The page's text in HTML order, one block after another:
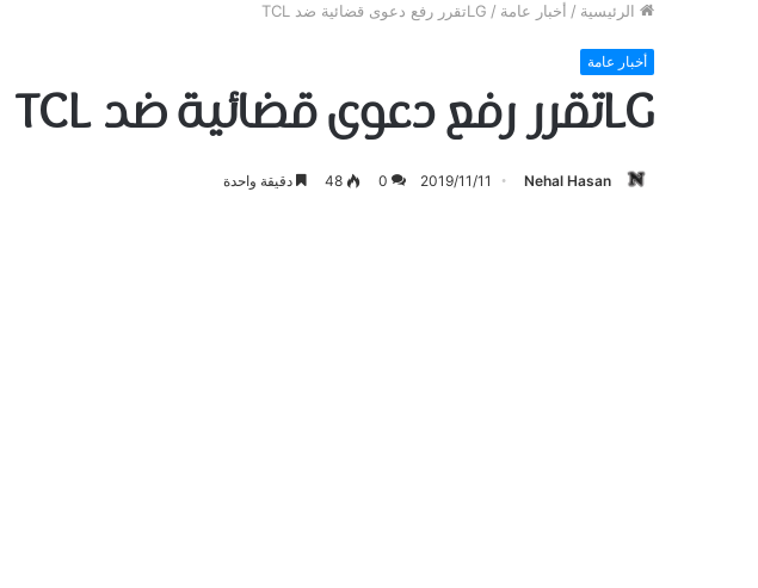
الرئيسية / أخبار عامة / LGتقرر رفع دعوى قضائية ضد TCL
أخبار عامة
LGتقرر رفع دعوى قضائية ضد TCL
Nehal Hasan
2019/11/11
0
48 دقيقة واحدة